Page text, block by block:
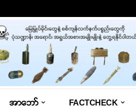
အာဘော် FACTCHECK